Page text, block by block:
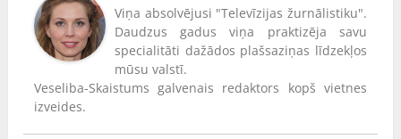
Viņa absolvējusi "Televīzijas žurnālistiku".
Daudzus gadus viņa praktizēja savu
specialitāti dažādos plašsaziņas līdzekļos
mūsu valstī.
Veseliba-Skaistums galvenais redaktors kopš vietnes
izveides.